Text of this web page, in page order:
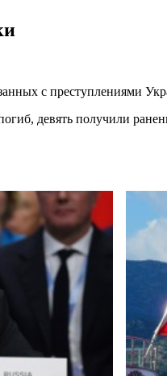
с преступлениями
девять получили